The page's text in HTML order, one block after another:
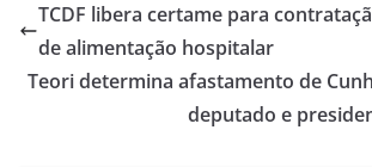
TCDF libera certame para
de alimentação hospitalar
Teori determina afastamento de
deputado e